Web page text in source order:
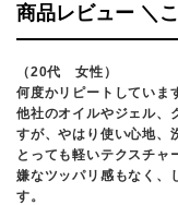
商品レビュー ＼
（20代 女性）
何度かリピートしていま
他社のオイルやジェル、
すが、やはり使い心地、
とっても軽いテクスチャ
嫌なツッパリ感もなく、
す。